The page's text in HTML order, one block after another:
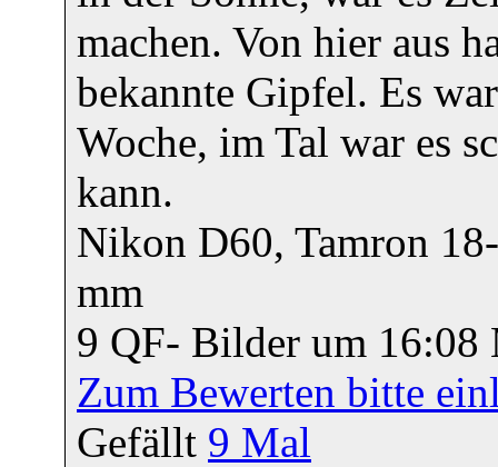
machen. Von hier aus
bekannte Gipfel. Es
Woche, im Tal war es
kann.
Nikon D60, Tamron
mm
9 QF- Bilder um 16:08
Zum Bewerten bitte
Gefällt 9 Mal